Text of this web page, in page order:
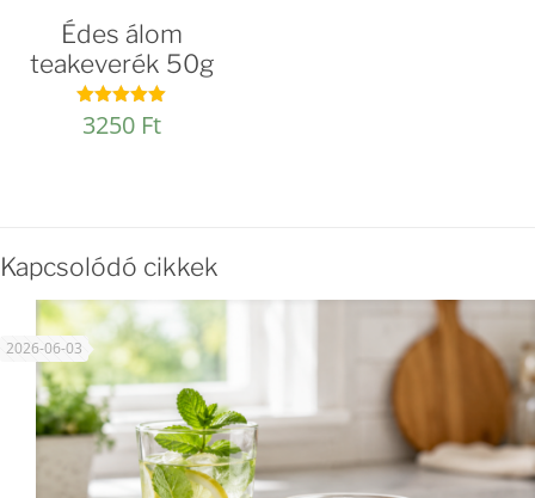
Édes álom
teakeverék 50g
Értékelés:
4.91
3250 Ft
Kapcsolódó cikkek
2026-06-03